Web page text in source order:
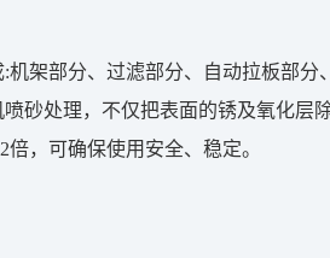
架部分、过滤部分、自动拉板部分
砂处理，不仅把表面的锈及氧化
，可确保使用安全、稳定。